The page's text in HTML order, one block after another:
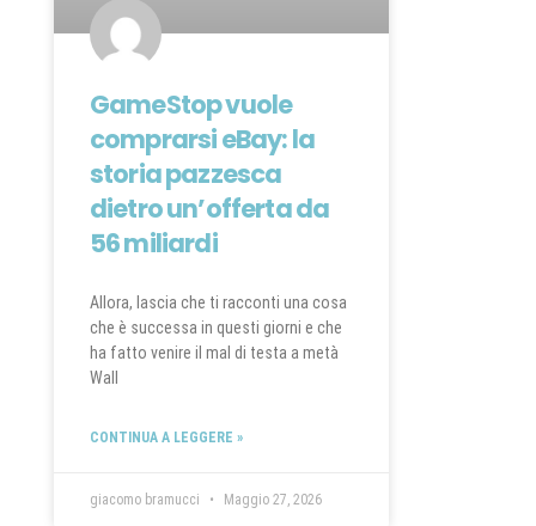
GameStop vuole
comprarsi eBay: la
storia pazzesca
dietro un’offerta da
56 miliardi
Allora, lascia che ti racconti una cosa
che è successa in questi giorni e che
ha fatto venire il mal di testa a metà
Wall
CONTINUA A LEGGERE »
giacomo bramucci Maggio 27, 2026